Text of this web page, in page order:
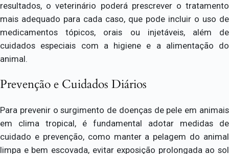
resultados, o veterinário poderá prescrever o tratamento
mais adequado para cada caso, que pode incluir o uso de
medicamentos tópicos, orais ou injetáveis, além de
cuidados especiais com a higiene e a alimentação do
animal.
Prevenção e Cuidados Diários
Para prevenir o surgimento de doenças de pele em animais
em clima tropical, é fundamental adotar medidas de
cuidado e prevenção, como manter a pelagem do animal
limpa e bem escovada, evitar exposição prolongada ao sol